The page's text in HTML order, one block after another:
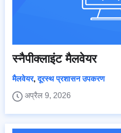
स्नैपीक्लाइंट मैलवेयर
मैलवेयर,दूरस्थ प्रशासन उपकरण
अप्रैल 9, 2026